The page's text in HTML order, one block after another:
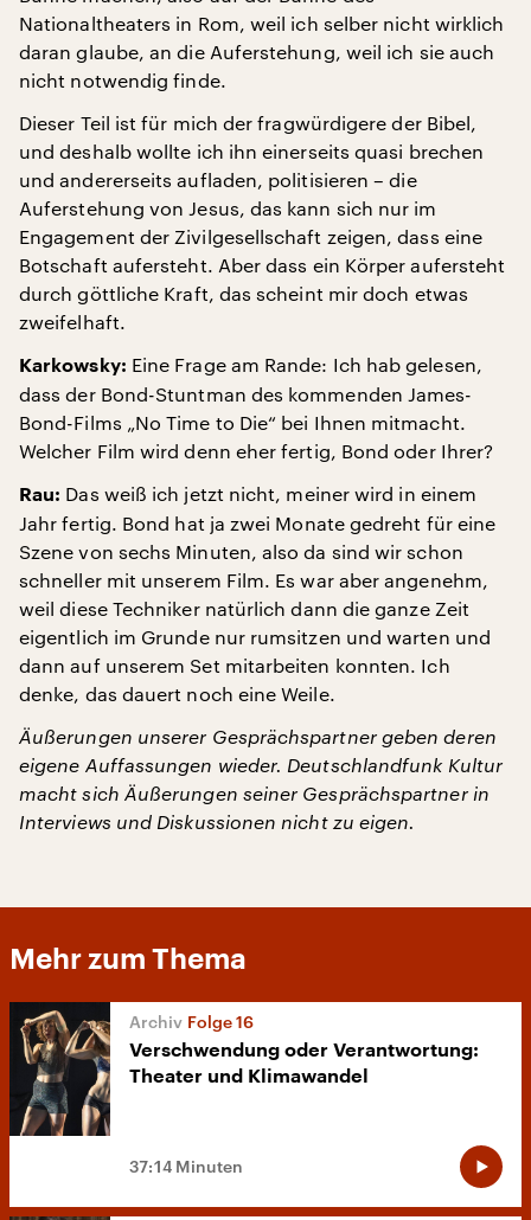
Nationaltheaters in Rom, weil ich selber nicht wirklich
daran glaube, an die Auferstehung, weil ich sie auch
nicht notwendig finde.
Dieser Teil ist für mich der fragwürdigere der Bibel,
und deshalb wollte ich ihn einerseits quasi brechen
und andererseits aufladen, politisieren – die
Auferstehung von Jesus, das kann sich nur im
Engagement der Zivilgesellschaft zeigen, dass eine
Botschaft aufersteht. Aber dass ein Körper aufersteht
durch göttliche Kraft, das scheint mir doch etwas
zweifelhaft.
Karkowsky: Eine Frage am Rande: Ich hab gelesen,
dass der Bond-Stuntman des kommenden James-
Bond-Films „No Time to Die“ bei Ihnen mitmacht.
Welcher Film wird denn eher fertig, Bond oder Ihrer?
Rau: Das weiß ich jetzt nicht, meiner wird in einem
Jahr fertig. Bond hat ja zwei Monate gedreht für eine
Szene von sechs Minuten, also da sind wir schon
schneller mit unserem Film. Es war aber angenehm,
weil diese Techniker natürlich dann die ganze Zeit
eigentlich im Grunde nur rumsitzen und warten und
dann auf unserem Set mitarbeiten konnten. Ich
denke, das dauert noch eine Weile.
Äußerungen unserer Gesprächspartner geben deren
eigene Auffassungen wieder. Deutschlandfunk Kultur
macht sich Äußerungen seiner Gesprächspartner in
Interviews und Diskussionen nicht zu eigen.
Mehr zum Thema
Folge 16
Verschwendung oder Verantwortung:
Theater und Klimawandel
37:14 Minuten